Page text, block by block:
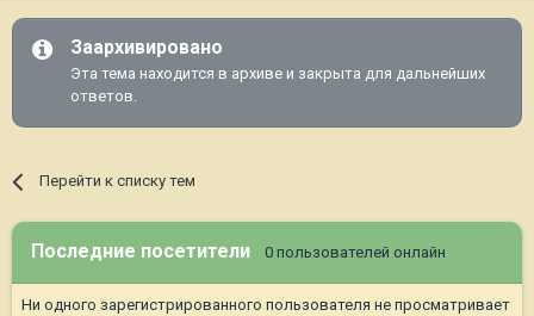
Заархивировано
Эта тема находится в архиве и закрыта для дальнейших
ответов.
Перейти к списку тем
Последние посетители 0 пользователей онлайн
Ни одного зарегистрированного пользователя не просматривает